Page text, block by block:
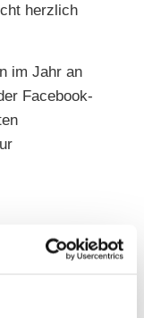
herzlich
im Jahr an
Facebook-
So + Fe 17:00 -